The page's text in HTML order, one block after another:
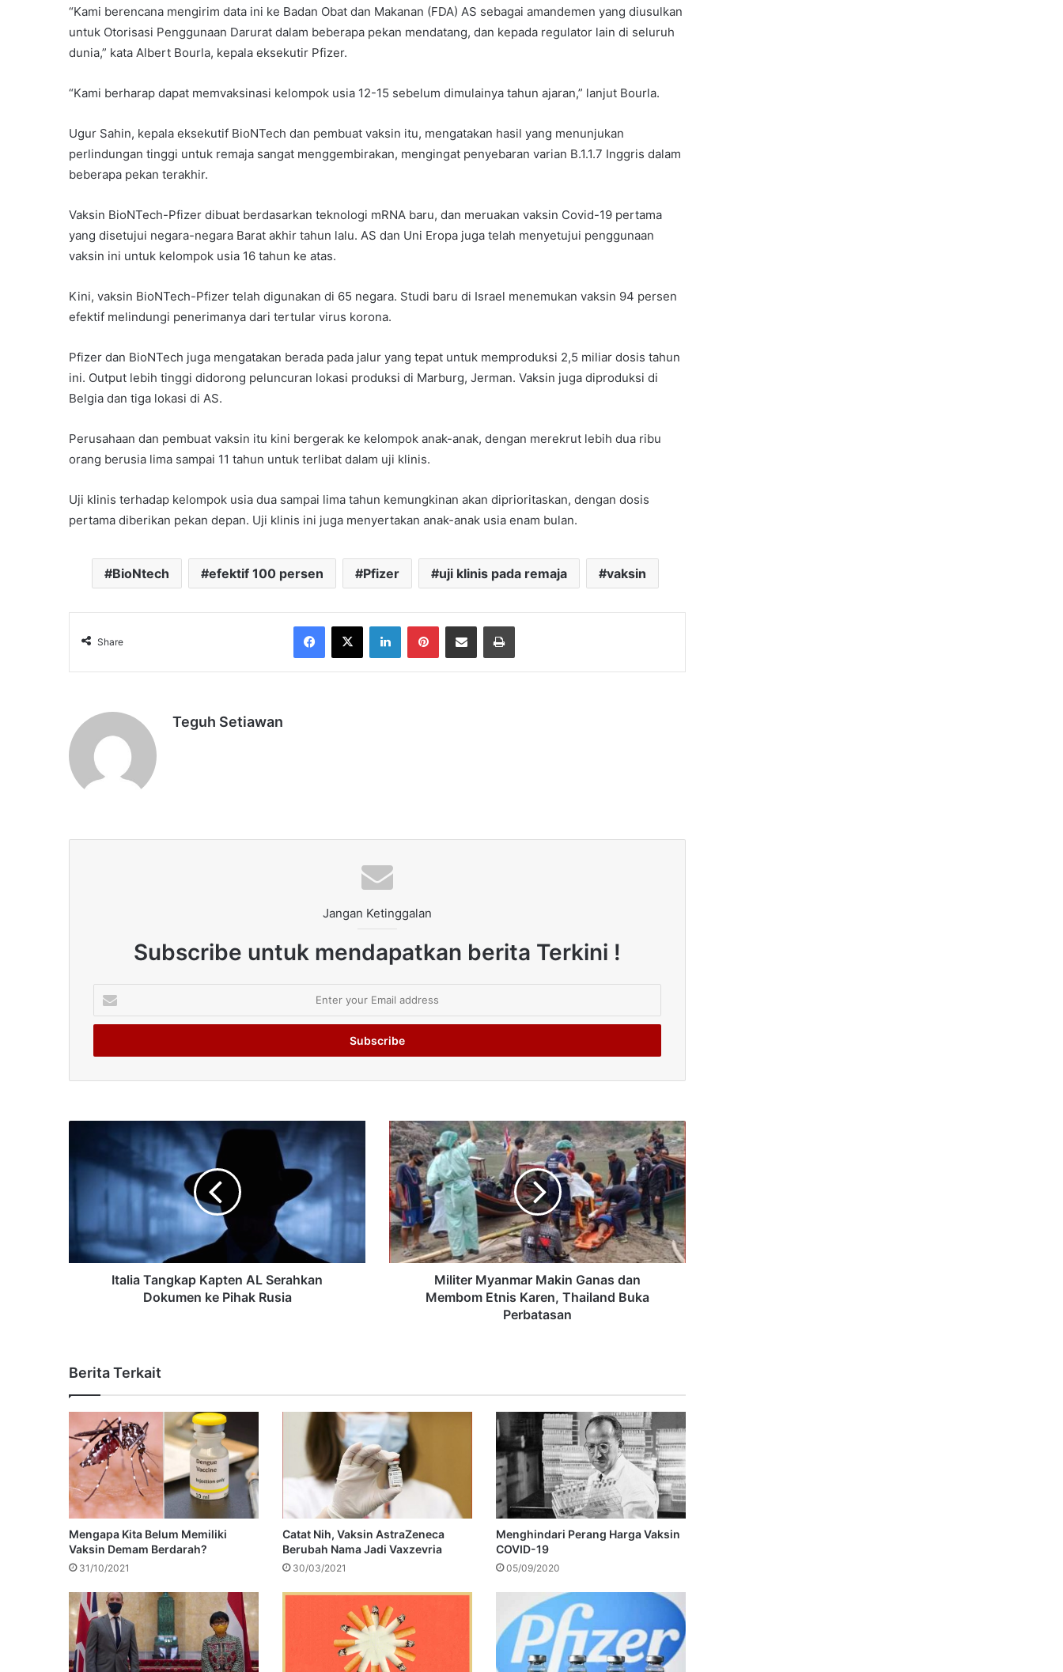
“Kami berencana mengirim data ini ke Badan Obat dan Makanan (FDA) AS sebagai amandemen yang diusulkan
untuk Otorisasi Penggunaan Darurat dalam beberapa pekan mendatang, dan kepada regulator lain di seluruh
dunia,” kata Albert Bourla, kepala eksekutir Pfizer.
“Kami berharap dapat memvaksinasi kelompok usia 12-15 sebelum dimulainya tahun ajaran,” lanjut Bourla.
Ugur Sahin, kepala eksekutif BioNTech dan pembuat vaksin itu, mengatakan hasil yang menunjukan
perlindungan tinggi untuk remaja sangat menggembirakan, mengingat penyebaran varian B.1.1.7 Inggris dalam
beberapa pekan terakhir.
Vaksin BioNTech-Pfizer dibuat berdasarkan teknologi mRNA baru, dan meruakan vaksin Covid-19 pertama
yang disetujui negara-negara Barat akhir tahun lalu. AS dan Uni Eropa juga telah menyetujui penggunaan
vaksin ini untuk kelompok usia 16 tahun ke atas.
Kini, vaksin BioNTech-Pfizer telah digunakan di 65 negara. Studi baru di Israel menemukan vaksin 94 persen
efektif melindungi penerimanya dari tertular virus korona.
Pfizer dan BioNTech juga mengatakan berada pada jalur yang tepat untuk memproduksi 2,5 miliar dosis tahun
ini. Output lebih tinggi didorong peluncuran lokasi produksi di Marburg, Jerman. Vaksin juga diproduksi di
Belgia dan tiga lokasi di AS.
Perusahaan dan pembuat vaksin itu kini bergerak ke kelompok anak-anak, dengan merekrut lebih dua ribu
orang berusia lima sampai 11 tahun untuk terlibat dalam uji klinis.
Uji klinis terhadap kelompok usia dua sampai lima tahun kemungkinan akan diprioritaskan, dengan dosis
pertama diberikan pekan depan. Uji klinis ini juga menyertakan anak-anak usia enam bulan.
BioNtech efektif 100 persen Pfizer uji klinis pada remaja vaksin
Share
Facebook
X LinkedInPinterestShare via Email Print
Teguh Setiawan
Jangan Ketinggalan
Subscribe untuk mendapatkan berita Terkini !
your
Email
Italia Tangkap Kapten AL Serahkan
Dokumen ke Pihak Rusia
Militer Myanmar Makin Ganas dan
Membom Etnis Karen, Thailand Buka
Perbatasan
Berita Terkait
Mengapa Kita Belum Memiliki
Vaksin Demam Berdarah?
31/10/2021
Catat Nih, Vaksin AstraZeneca
Berubah Nama Jadi Vaxzevria
30/03/2021
Menghindari Perang Harga Vaksin
COVID-19
05/09/2020